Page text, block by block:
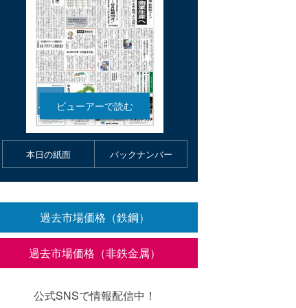
本日の紙面 バックナンバー
過去市場価格（鉄鋼）
過去市場価格（非鉄金属）
公式SNSで情報配信中！